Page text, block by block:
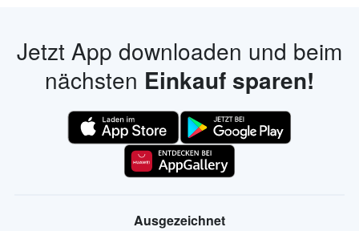
Jetzt App downloaden und beim
nächsten Einkauf sparen!
Ausgezeichnet